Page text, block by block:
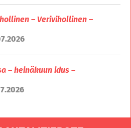
– Verivihollinen –
– heinäkuun idus –